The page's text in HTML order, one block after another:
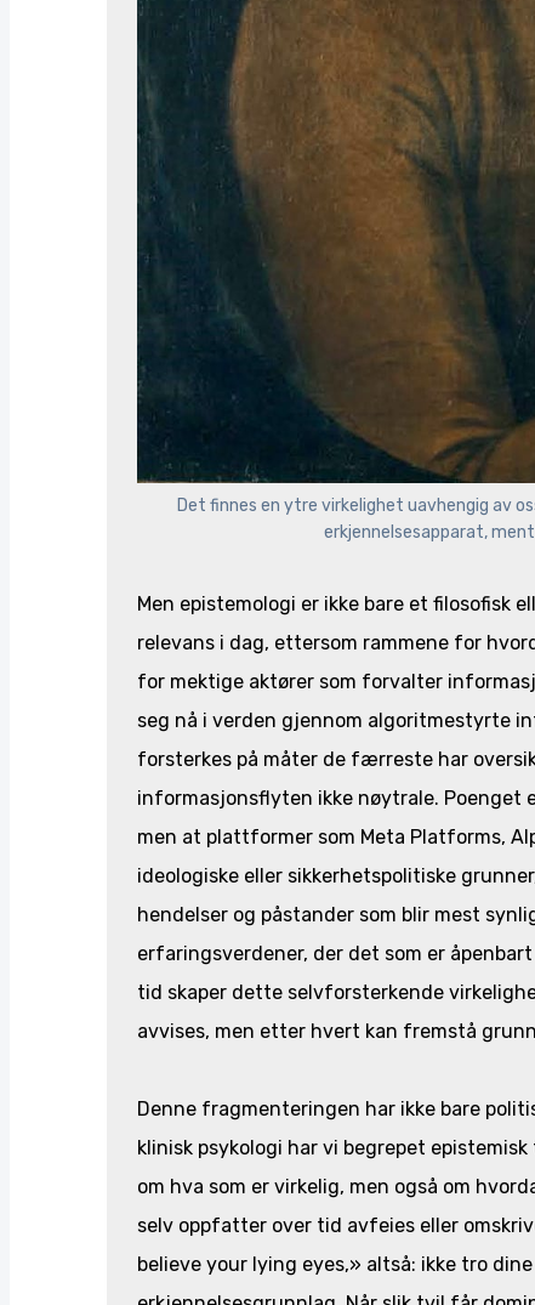
Det finnes en ytre virkelighet uavhengig av
erkjennelsesapparat,
Men epistemologi er ikke bare et filosofisk
relevans i dag, ettersom rammene for
for mektige aktører som forvalter
seg nå i verden gjennom algoritmestyrte
forsterkes på måter de færreste har
informasjonsflyten ikke nøytrale. Poenget
men at plattformer som Meta Platforms,
ideologiske eller sikkerhetspolitiske
hendelser og påstander som blir mest
erfaringsverdener, der det som er
tid skaper dette selvforsterkende
avvises, men etter hvert kan fremstå
Denne fragmenteringen har ikke bare
klinisk psykologi har vi begrepet
om hva som er virkelig, men også om
selv oppfatter over tid avfeies eller
believe your lying eyes,» altså: ikke tro